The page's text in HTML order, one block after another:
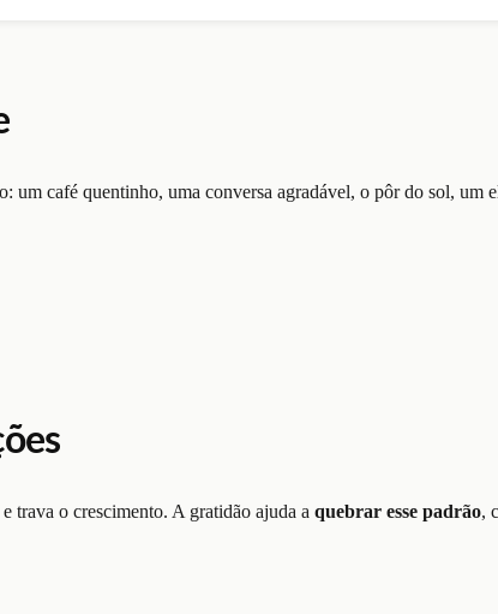
um café quentinho, uma conversa agradável, o pôr do sol, um
trava o crescimento. A gratidão ajuda a quebrar esse padrão,